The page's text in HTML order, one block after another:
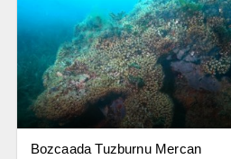
Bozcaada Tuzburnu Mercan